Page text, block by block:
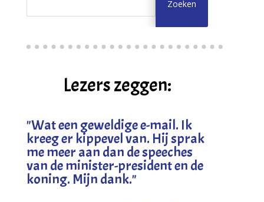
Lezers zeggen:
"Wat een geweldige e-mail. Ik
kreeg er kippevel van. Hij sprak
me meer aan dan de speeches
van de minister-president en de
koning. Mijn dank."